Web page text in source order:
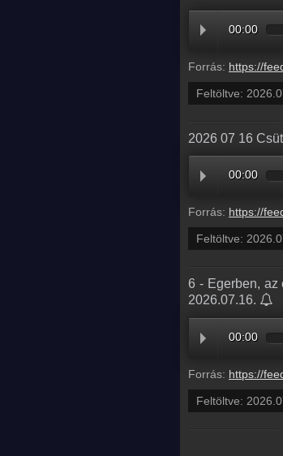
00:00
Forrás: https://feeds.soundcloud.com/
Feltöltve:
2026 07 16
00:00
Forrás: https://
Feltöltve:
6 - Egerben, az
2026.07.16.
00:00
Forrás: https://feeds.soundcloud.com/stream/
Feltöltve: